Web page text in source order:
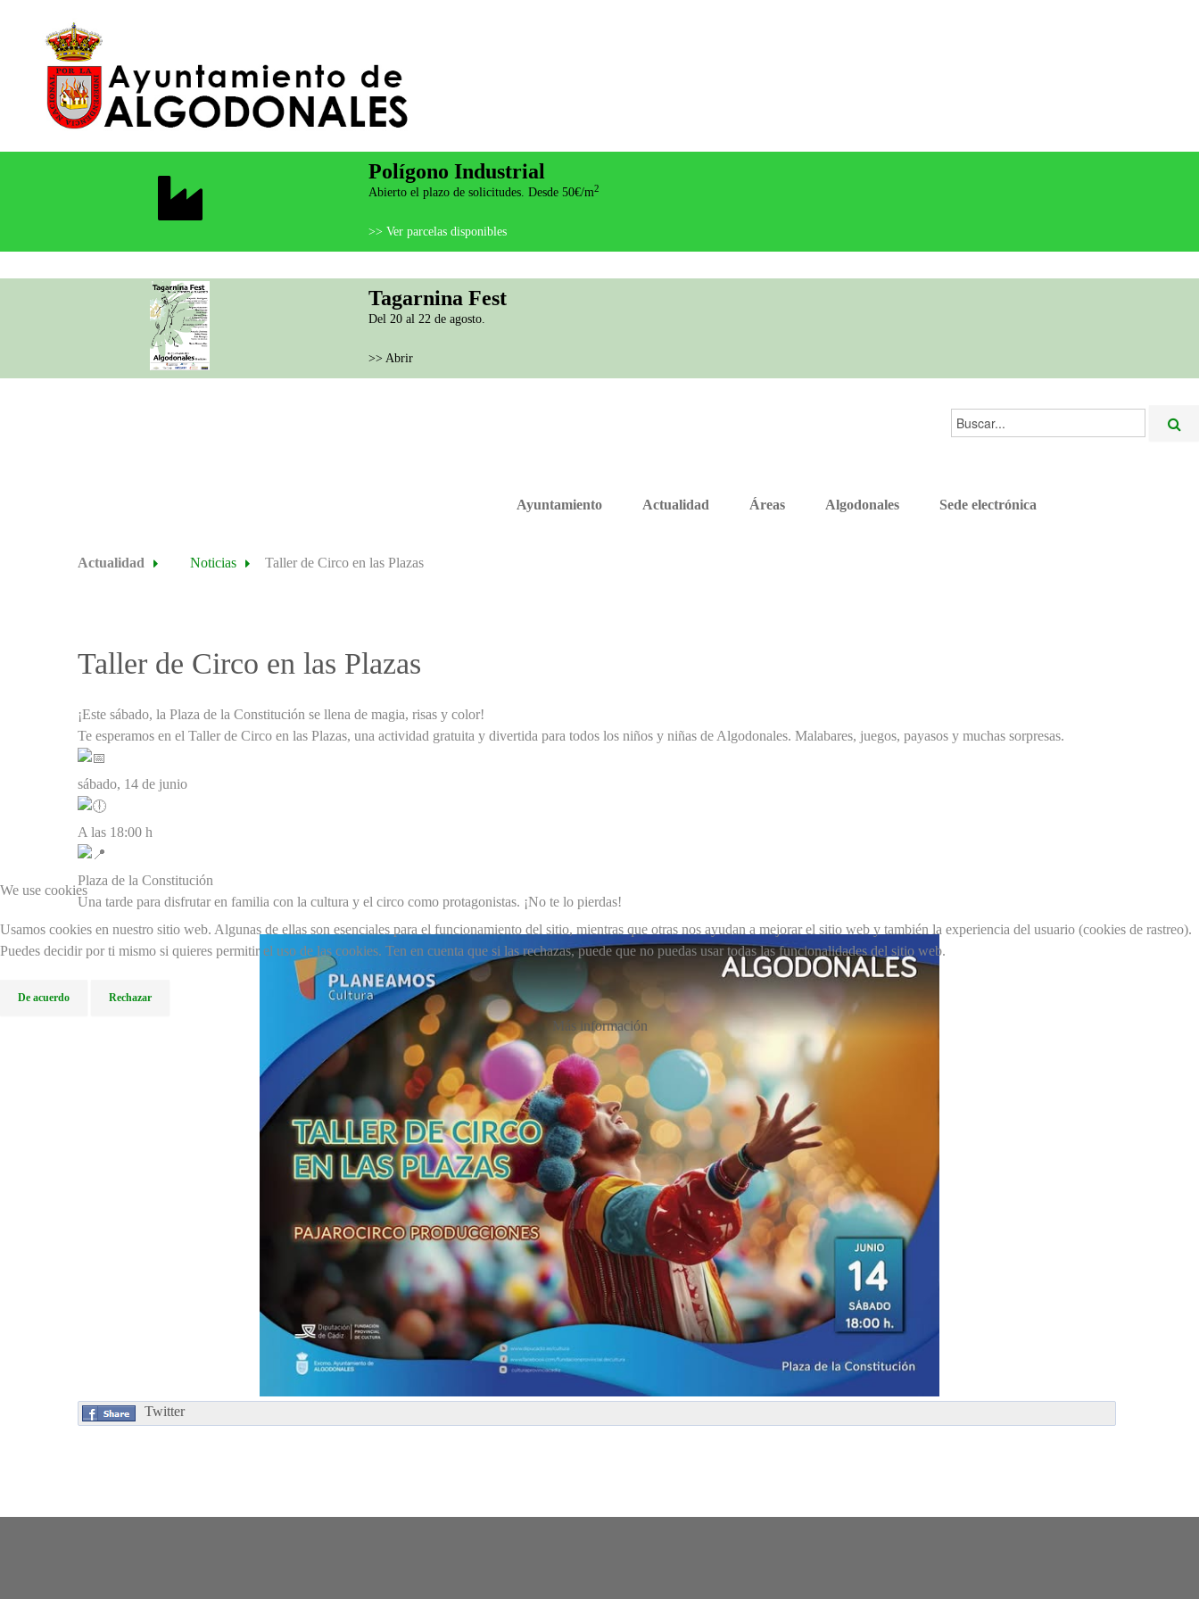
Polígono Industrial
Abierto el plazo de solicitudes. Desde 50€/m2
>> Ver parcelas disponibles
Tagarnina Fest
Del 20 al 22 de agosto.
>> Abrir
Buscar...
Ayuntamiento Actualidad Áreas Algodonales Sede electrónica
Actualidad Noticias Taller de Circo en las Plazas
Taller de Circo en las Plazas
¡Este sábado, la Plaza de la Constitución se llena de magia, risas y color!
Te esperamos en el Taller de Circo en las Plazas, una actividad gratuita y divertida para todos los niños y niñas de Algodonales. Malabares, juegos, payasos y muchas sorpresas.
sábado, 14 de junio
A las 18:00 h
Plaza de la Constitución
Una tarde para disfrutar en familia con la cultura y el circo como protagonistas. ¡No te lo pierdas!
Twitter
We use cookies
Usamos cookies en nuestro sitio web. Algunas de ellas son esenciales para el funcionamiento del sitio, mientras que otras nos ayudan a mejorar el sitio web y también la experiencia del usuario (cookies de rastreo).
Puedes decidir por ti mismo si quieres permitir el uso de las cookies. Ten en cuenta que si las rechazas, puede que no puedas usar todas las funcionalidades del sitio web.
De acuerdo Rechazar
Más información